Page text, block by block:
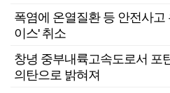
폭염에 온열질환 등 안전사고
이스' 취소
창녕 중부내륙고속도로서
의탄으로 밝혀져